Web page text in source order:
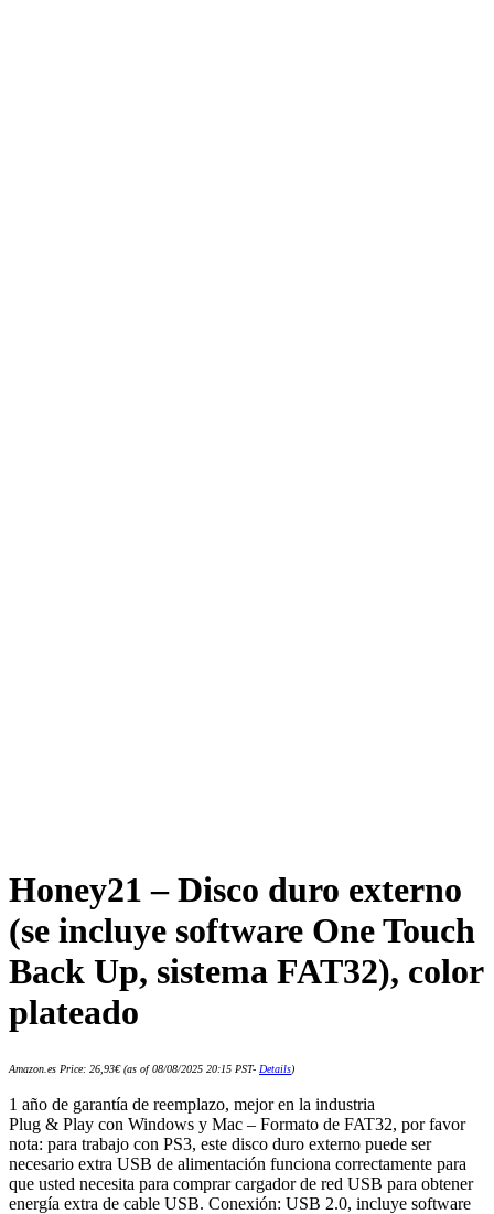
Honey21 – Disco duro externo
(se incluye software One Touch
Back Up, sistema FAT32), color
plateado
Amazon.es Price: 26,93€(as of 08/08/2025 20:15 PST- Details)
1 año de garantía de reemplazo, mejor en la industria
Plug & Play con Windows y Mac – Formato de FAT32, por favor
nota: para trabajo con PS3, este disco duro externo puede ser
necesario extra USB de alimentación funciona correctamente para
que usted necesita para comprar cargador de red USB para obtener
energía extra de cable USB. Conexión: USB 2.0, incluye software